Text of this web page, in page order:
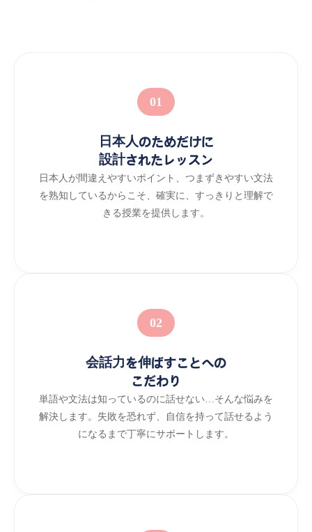
01
日本人のためだけに
設計されたレッスン
日本人が間違えやすいポイント、つまずきやすい文法
を熟知しているからこそ、確実に、すっきりと理解で
きる授業を提供します。
02
会話力を伸ばすことへの
こだわり
単語や文法は知っているのに話せない…そんな悩みを
解決します。失敗を恐れず、自信を持って話せるよう
になるまで丁寧にサポートします。